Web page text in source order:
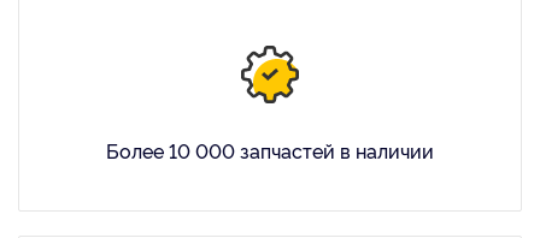
Более 10 000 запчастей в наличии